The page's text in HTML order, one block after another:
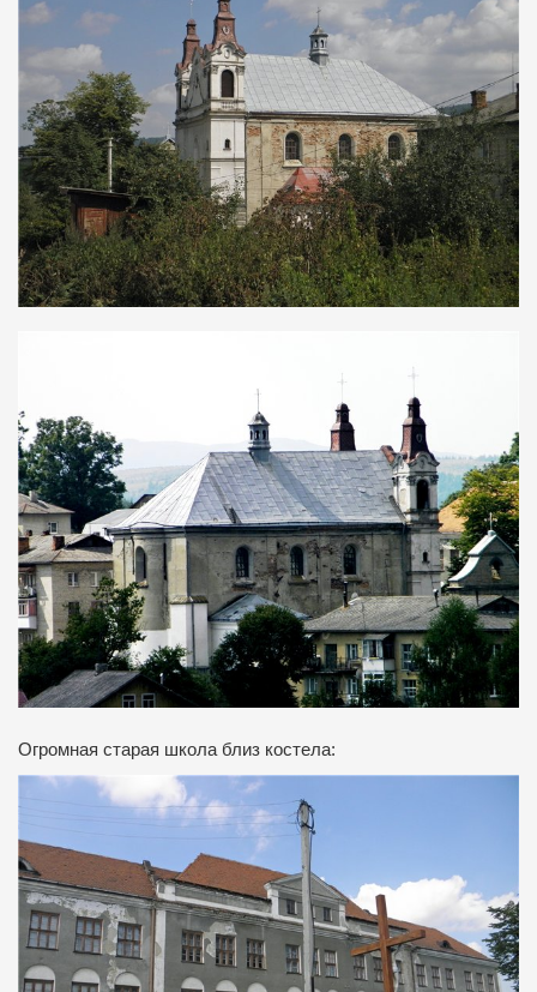
Огромная старая школа близ костела: